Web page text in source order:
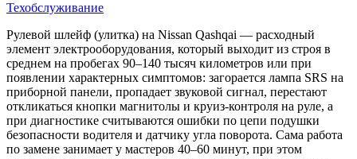
Техобслуживание
Рулевой шлейф (улитка) на Nissan Qashqai — расходный
элемент электрооборудования, который выходит из строя в
среднем на пробегах 90–140 тысяч километров или при
появлении характерных симптомов: загорается лампа SRS на
приборной панели, пропадает звуковой сигнал, перестают
откликаться кнопки магнитолы и круиз-контроля на руле, а
при диагностике считываются ошибки по цепи подушки
безопасности водителя и датчику угла поворота. Сама работа
по замене занимает у мастеров 40–60 минут, при этом